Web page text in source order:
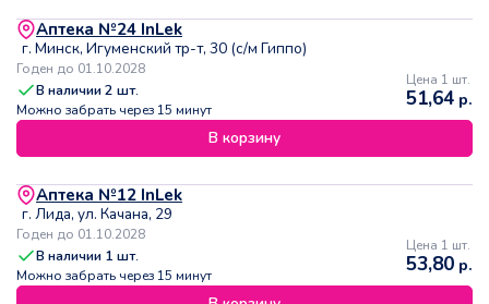
Аптека №24 InLek
г. Минск, Игуменский тр-т, 30 (с/м Гиппо)
Годен до 01.10.2028
В наличии2 шт.
Можно забрать через 15 минут
Цена 1 шт.
51,64 р.
В корзину
Аптека №12 InLek
г. Лида, ул. Качана, 29
Годен до 01.10.2028
В наличии 1 шт.
Можно забрать через 15 минут
Цена 1 шт.
53,80 р.